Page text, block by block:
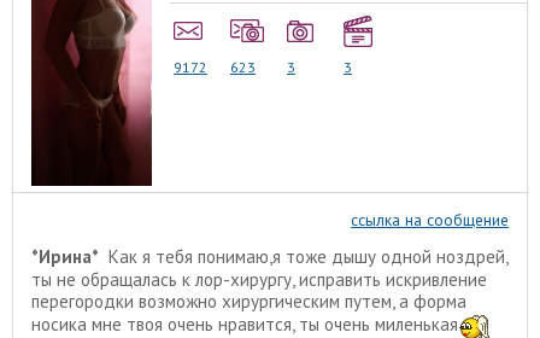
9172 623 3 3
ссылка на сообщение
*Ирина* Как я тебя понимаю,я тоже дышу одной ноздрей,
ты не обращалась к лор-хирургу, исправить искривление
перегородки возможно хирургическим путем, а форма
носика мне твоя очень нравится, ты очень миленькая